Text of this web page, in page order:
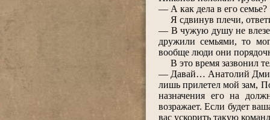
― А как дела в его семье?
Я сдвинув плечи,
― В чужую душу не
дружили семьями, то
вообще люди они
В это время зазвонил
― Давай… Анатолий
лишь прилетел мой зам,
назначения его на
возражает. Если будет
вас ускорить такую